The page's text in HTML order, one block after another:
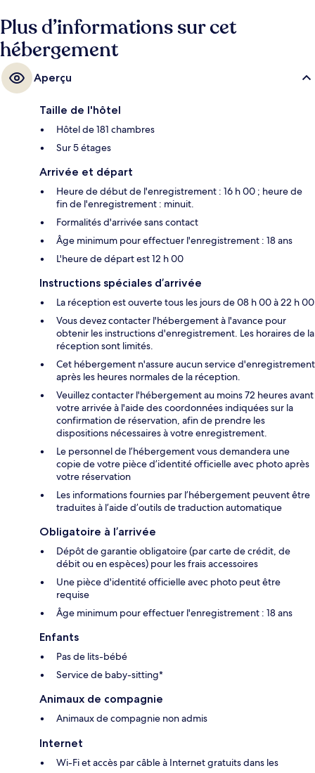
Plus d’informations sur cet
hébergement
Aperçu
Taille de l'hôtel
Hôtel de 181 chambres
Sur 5 étages
Arrivée et départ
Heure de début de l'enregistrement : 16 h 00 ; heure de
fin de l'enregistrement : minuit.
Formalités d'arrivée sans contact
Âge minimum pour effectuer l'enregistrement : 18 ans
L'heure de départ est 12 h 00
Instructions spéciales d’arrivée
La réception est ouverte tous les jours de 08 h 00 à 22 h 00
Vous devez contacter l'hébergement à l'avance pour
obtenir les instructions d'enregistrement. Les horaires de la
réception sont limités.
Cet hébergement n'assure aucun service d'enregistrement
après les heures normales de la réception.
Veuillez contacter l'hébergement au moins 72 heures avant
votre arrivée à l'aide des coordonnées indiquées sur la
confirmation de réservation, afin de prendre les
dispositions nécessaires à votre enregistrement.
Le personnel de l’hébergement vous demandera une
copie de votre pièce d’identité officielle avec photo après
votre réservation
Les informations fournies par l’hébergement peuvent être
traduites à l’aide d’outils de traduction automatique
Obligatoire à l’arrivée
Dépôt de garantie obligatoire (par carte de crédit, de
débit ou en espèces) pour les frais accessoires
Une pièce d'identité officielle avec photo peut être
requise
Âge minimum pour effectuer l'enregistrement : 18 ans
Enfants
Pas de lits-bébé
Service de baby-sitting*
Animaux de compagnie
Animaux de compagnie non admis
Internet
Wi-Fi et accès par câble à Internet gratuits dans les